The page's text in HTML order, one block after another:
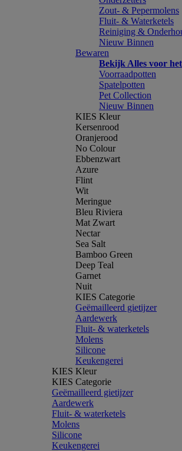
Zout- & Pepermolens
Fluit- & Waterketels
Reiniging &
Nieuw Binnen
Bewaren
Bekijk Alles voor
Voorraadpotten
Spatelpotten
Pet Collection
Nieuw Binnen
KIES Kleur
Kersenrood
Oranjerood
No Colour
Ebbenzwart
Azure
Flint
Wit
Meringue
Bleu Riviera
Mat Zwart
Nectar
Sea Salt
Bamboo Green
Deep Teal
Garnet
Nuit
KIES Categorie
Geëmailleerd gietijzer
Aardewerk
Fluit- & waterketels
Molens
Silicone
Keukengerei
KIES Kleur
KIES Categorie
Geëmailleerd gietijzer
Aardewerk
Fluit- & waterketels
Molens
Silicone
Keukengerei